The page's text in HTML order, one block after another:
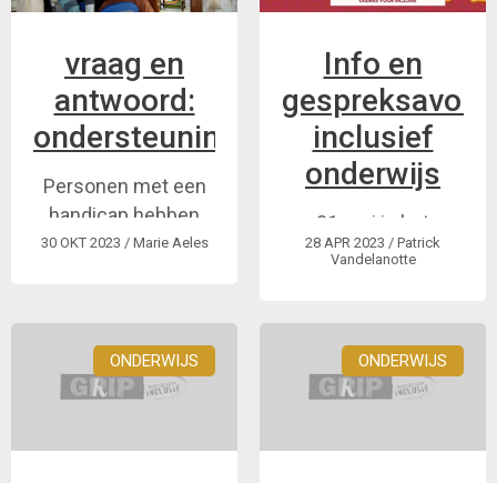
onderwijs in dat ze,
vraag en
antwoord:
ondersteuning
Personen met een
handicap hebben
recht op voldoende
een menswaardig
en onafhankelijk
leven en voor
participatie. Zij
30 OKT 2023 / Marie Aeles
Info en
gespreksavond
inclusief
onderwijs
31 mei in het
bruispunt voor
28 APR 2023 / Patrick
Vandelanotte
ONDERWIJS ONDERWIJS